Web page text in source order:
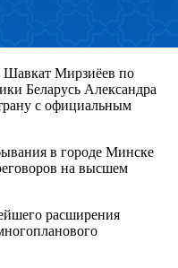
Шавкат Мирзиёев по
Беларусь Александра
с официальным
в городе Минске
на высшем
расширения